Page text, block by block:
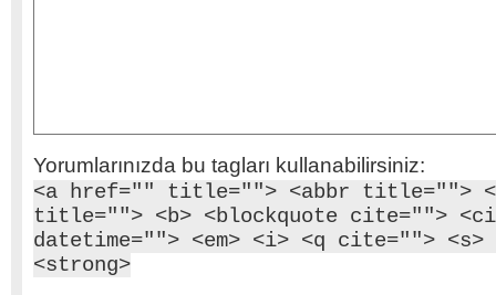
Yorumlarınızda bu tagları kullanabilirsiniz:
<a href="" title=""> <abbr title="">
title=""> <b> <blockquote cite="">
datetime=""> <em> <i> <q cite="">
<strong>